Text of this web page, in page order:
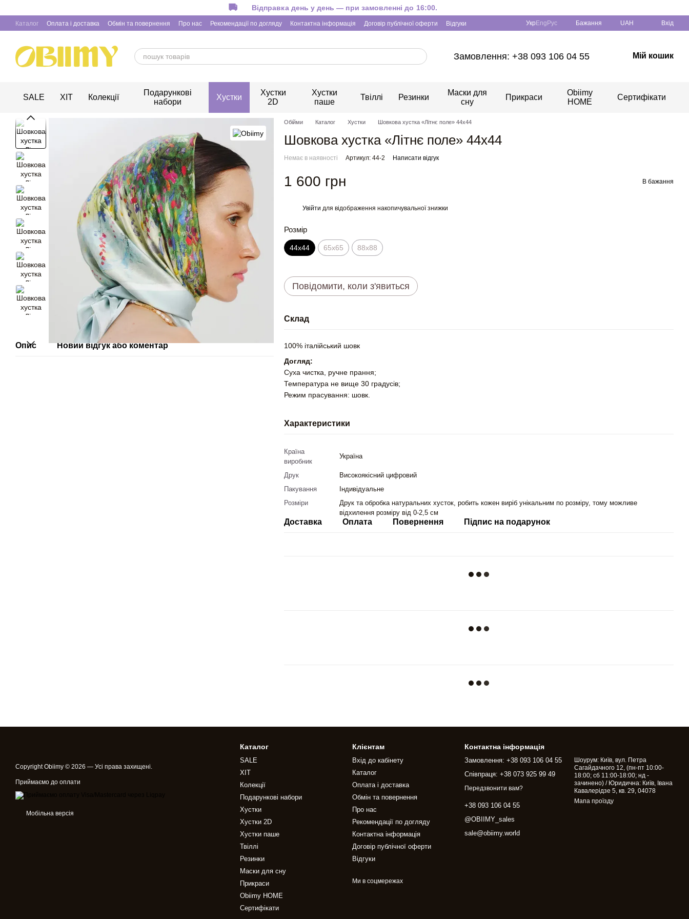
Відправка день у день — при замовленні до 16:00.
Каталог Оплата і доставка Обмін та повернення Про нас Рекомендації по догляду Контактна інформація Договір публічної оферти Відгуки Укр Eng Рус Бажання UAH Вхід
Замовлення: +38 093 106 04 55 Мій кошик
SALE ХІТ Колекції
Подарункові
набори
Хустки
Хустки
2D
Хустки
паше
Твіллі Резинки
Маски для
сну
Прикраси
Obiimy
HOME
Сертифікати
Опис Новий відгук або коментар
Обійми Каталог Хустки Шовкова хустка «Літнє поле» 44х44
Шовкова хустка «Літнє поле» 44х44
Немає в наявності Артикул: 44-2 Написати відгук
1 600 грн В бажання
Увійти для відображення накопичувальної знижки
Розмір
44х44 65x65 88x88
Повідомити, коли з'явиться
Склад
100% італійський шовк
Догляд:
Суха чистка, ручне прання;
Температура не вище 30 градусів;
Режим прасування: шовк.
Характеристики
Країна
виробник
Україна
Друк
Високоякісний цифровий
Пакування
Індивідуальне
Розміри
Друк та обробка натуральних хусток, робить кожен виріб унікальним по розміру, тому можливе
відхилення розміру від 0-2,5 см
Доставка Оплата Повернення Підпис на подарунок
Copyright Obiimy © 2026 — Усі права захищені.
Приймаємо до оплати
Мобільна версія
Каталог
SALE
ХІТ
Колекції
Подарункові набори
Хустки
Хустки 2D
Хустки паше
Твіллі
Резинки
Маски для сну
Прикраси
Obiimy HOME
Сертифікати
Клієнтам
Вхід до кабінету
Каталог
Оплата і доставка
Обмін та повернення
Про нас
Рекомендації по догляду
Контактна інформація
Договір публічної оферти
Відгуки
Ми в соцмережах
Контактна інформація
Замовлення: +38 093 106 04 55
Співпраця: +38 073 925 99 49
Передзвонити вам?
+38 093 106 04 55
@OBIIMY_sales
sale@obiimy.world
Шоурум: Київ, вул. Петра
Сагайдачного 12, (пн-пт 10:00-
18:00; сб 11:00-18:00; нд -
зачинено) / Юридична: Київ, Івана
Кавалерідзе 5, кв. 29, 04078
Мапа проїзду